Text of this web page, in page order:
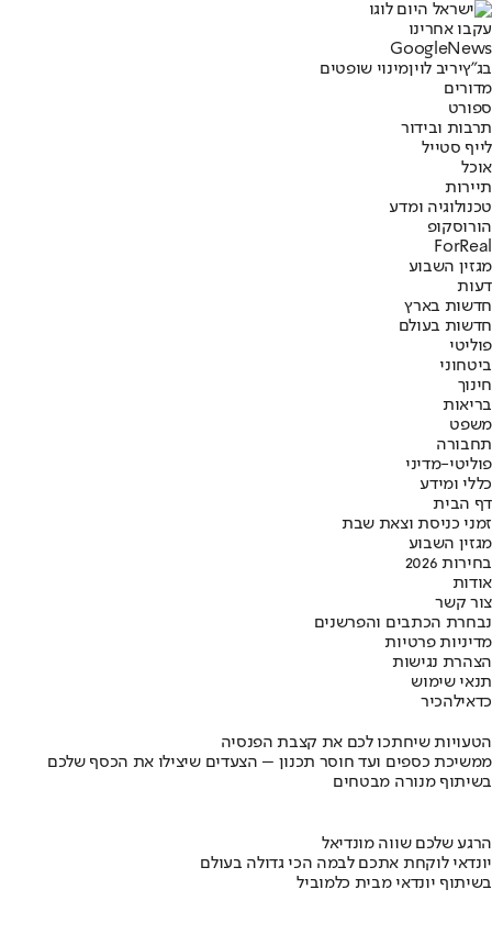
עקבו אחרינו
Googl eNews
בג"ץיריב לויןמינוי שופטים
מדורים
ספורט
תרבות ובידור
לייף סטייל
אוכל
תיירות
טכנולוגיה ומדע
הורוסקופ
ForReal
מגזין השבוע
דעות
חדשות בארץ
חדשות בעולם
פוליטי
ביטחוני
חינוך
בריאות
משפט
תחבורה
פוליטי-מדיני
כללי ומידע
דף הבית
זמני כניסת וצאת שבת
מגזין השבוע
בחירות 2026
אודות
צור קשר
נבחרת הכתבים והפרשנים
מדיניות פרטיות
הצהרת נגישות
תנאי שימוש
כדאילהכיר
הטעויות שיחתכו לכם את קצבת הפנסיה
ממשיכת כספים ועד חוסר תכנון – הצעדים שיצילו את הכסף שלכם
בשיתוף מנורה מבטחים
הרגע שלכם שווה מונדיאל
יונדאי לוקחת אתכם לבמה הכי גדולה בעולם
בשיתוף יונדאי מבית כלמוביל